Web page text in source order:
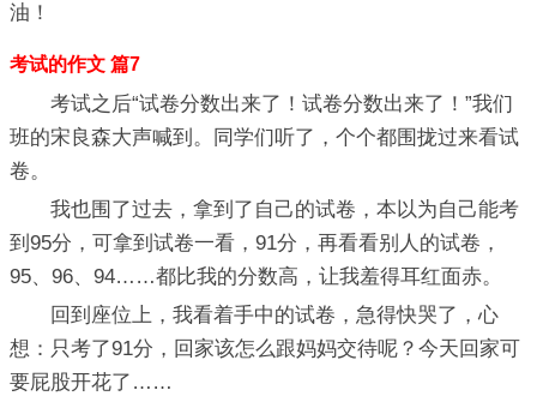
油！
考试的作文 篇7
考试之后“试卷分数出来了！试卷分数出来了！”我们
班的宋良森大声喊到。同学们听了，个个都围拢过来看试
卷。
我也围了过去，拿到了自己的试卷，本以为自己能考
到95分，可拿到试卷一看，91分，再看看别人的试卷，
95、96、94……都比我的分数高，让我羞得耳红面赤。
回到座位上，我看着手中的试卷，急得快哭了，心
想：只考了91分，回家该怎么跟妈妈交待呢？今天回家可
要屁股开花了……